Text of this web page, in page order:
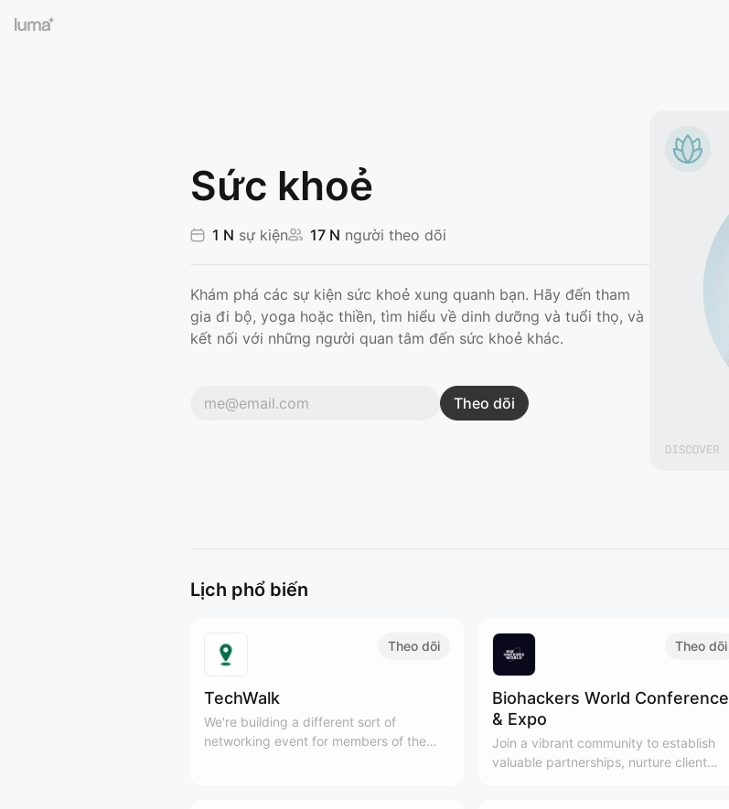
Sức khoẻ
1 N sự kiện 17 N người theo dõi
Khám phá các sự kiện sức khoẻ xung quanh bạn. Hãy đến tham
gia đi bộ, yoga hoặc thiền, tìm hiểu về dinh dưỡng và tuổi thọ, và
kết nối với những người quan tâm đến sức khoẻ khác.
Theo dõi
Lịch phổ biến
Theo dõi
TechWalk
We're building a different sort of
networking event for members of the
Theo dõi
Biohackers World Conference
& Expo
Join a vibrant community to establish
valuable partnerships, nurture client